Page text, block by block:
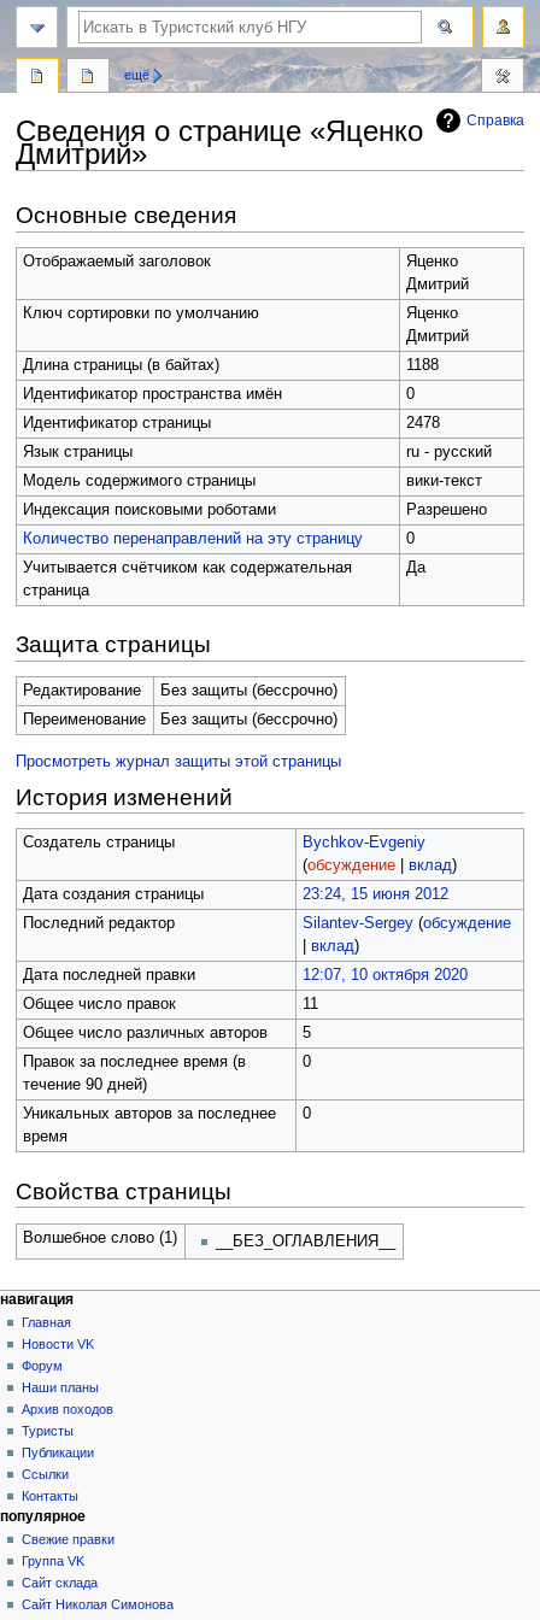
Справка
Сведения о странице «Яценко
Дмитрий»
к
навигации
к
поиску
Основные сведения
Отображаемый заголовок
Яценко
Дмитрий
Ключ сортировки по умолчанию
Яценко
Дмитрий
Длина страницы (в байтах)
1188
Идентификатор пространства имён
0
Идентификатор страницы
2478
Язык страницы
ru - русский
Модель содержимого страницы
вики-текст
Индексация поисковыми роботами
Разрешено
Количество перенаправлений на эту страницу
0
Учитывается счётчиком как содержательная
страница
Да
Защита страницы
Редактирование
Без защиты (бессрочно)
Переименование
Без защиты (бессрочно)
Просмотреть журнал защиты этой страницы
История изменений
Создатель страницы
Bychkov-Evgeniy
(обсуждение| вклад)
Дата создания страницы
23:24, 15 июня 2012
Последний редактор
Silantev-Sergey (обсуждение
вклад)
Дата последней правки
12:07, 10 октября 2020
Общее число правок
11
Общее число различных авторов
5
Правок за последнее время (в
течение 90 дней)
0
Уникальных авторов за последнее
время
0
Свойства страницы
Волшебное слово (1) __БЕЗ_ОГЛАВЛЕНИЯ__
Н
а
в
и
а
ц
и
я
действия на странице
статья
обсуждение
читать
просмотр
кода
история
ещё
персональные инструменты
создать
учётную
запись
войти
навигация
Главная
Новости VK
Форум
Наши планы
Архив походов
Туристы
Публикации
Ссылки
Контакты
поиск
популярное
Свежие правки
Группа VK
Сайт склада
Сайт Николая Симонова